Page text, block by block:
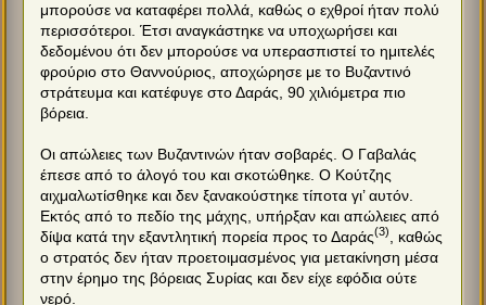
μπορούσε να καταφέρει πολλά, καθώς ο εχθροί ήταν πολύ
περισσότεροι. Έτσι αναγκάστηκε να υποχωρήσει και
δεδομένου ότι δεν μπορούσε να υπερασπιστεί το ημιτελές
φρούριο στο Θαννούριος, αποχώρησε με το Βυζαντινό
στράτευμα και κατέφυγε στο Δαράς, 90 χιλιόμετρα πιο
βόρεια.
Οι απώλειες των Βυζαντινών ήταν σοβαρές. Ο Γαβαλάς
έπεσε από το άλογό του και σκοτώθηκε. Ο Κούτζης
αιχμαλωτίσθηκε και δεν ξανακούστηκε τίποτα γι’ αυτόν.
Εκτός από το πεδίο της μάχης, υπήρξαν και απώλειες από
δίψα κατά την εξαντλητική πορεία προς το Δαράς(3), καθώς
ο στρατός δεν ήταν προετοιμασμένος για μετακίνηση μέσα
στην έρημο της βόρειας Συρίας και δεν είχε εφόδια ούτε
νερό.